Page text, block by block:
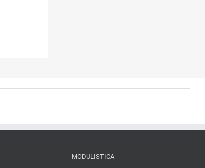
MODULISTICA